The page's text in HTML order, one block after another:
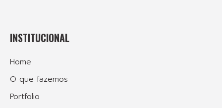
INSTITUCIONAL
Home
O que fazemos
Portfolio